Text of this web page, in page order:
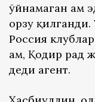
ўйнамаган ҳам
орзу
Россия
ҳам, Қодир рад
деди агент.